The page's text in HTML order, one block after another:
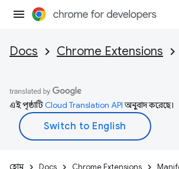
Docs Chrome Extensions
এই পৃষ্ঠাটিCloud Translation APIঅনুবাদ করেছে।
হোম Docs Chrome Extensions